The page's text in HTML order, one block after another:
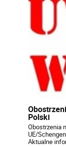
Polski
Obostrzenia
UE/
Aktualne